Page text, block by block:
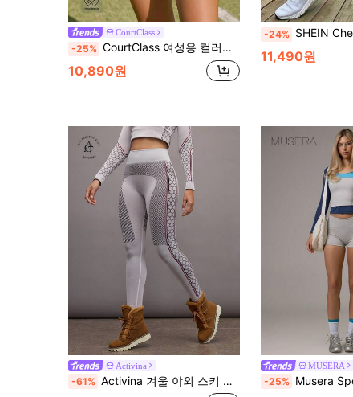
CourtClass
-25% CourtClass 여성용 컬러블록 캐주얼 다용도 일상 여행 스포츠 미니 스커트
10,890원
-24% SHEIN Cheerettes 슬로건 그래픽 와
11,490원
Activina
-61% Activina 겨울 야외 스키 압축 스포츠 베이스 레이어 레깅스
MUSERA
-25% Musera Sport 사이드 스트라이프 디테일 핏